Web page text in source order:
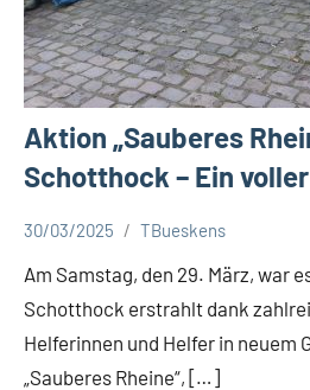
Aktion „Sauberes
Schotthock – Ein
30/03/2025 TBueskens
Am Samstag, den 29. März, war
Schotthock erstrahlt dank
Helferinnen und Helfer in neuem
„Sauberes Rheine“, […]